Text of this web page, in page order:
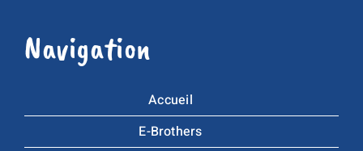
Navigation
Accueil
E-Brothers